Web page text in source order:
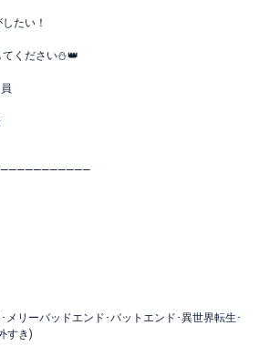
たい！
ください⛄️👑
リーバッドエンド･バットエンド･異世界転生･
すき)